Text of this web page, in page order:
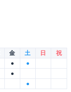
金 土 日
祝
●
●
●
●